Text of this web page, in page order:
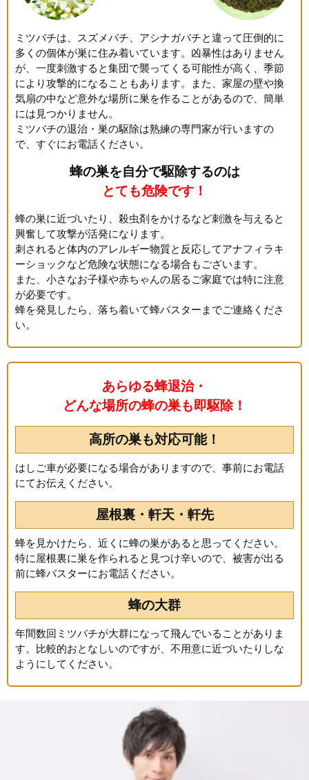
ミツバチは、スズメバチ、アシナガバチと違って圧倒的に
多くの個体が巣に住み着いています。凶暴性はありません
が、一度刺激すると集団で襲ってくる可能性が高く、季節
により攻撃的になることもあります。また、家屋の壁や換
気扇の中など意外な場所に巣を作ることがあるので、簡単
には見つかりません。
ミツバチの退治・巣の駆除は熟練の専門家が行いますの
で、すぐにお電話ください。
蜂の巣を自分で駆除するのは
とても危険です！
蜂の巣に近づいたり、殺虫剤をかけるなど刺激を与えると
興奮して攻撃が活発になります。
刺されると体内のアレルギー物質と反応してアナフィラキ
ーショックなど危険な状態になる場合もございます。
また、小さなお子様や赤ちゃんの居るご家庭では特に注意
が必要です。
蜂を発見したら、落ち着いて蜂バスターまでご連絡くださ
い。
あらゆる蜂退治・
どんな場所の蜂の巣も即駆除！
高所の巣も対応可能！
はしご車が必要になる場合がありますので、事前にお電話
にてお伝えください。
屋根裏・軒天・軒先
蜂を見かけたら、近くに蜂の巣があると思ってください。
特に屋根裏に巣を作られると見つけ辛いので、被害が出る
前に蜂バスターにお電話ください。
蜂の大群
年間数回ミツバチが大群になって飛んでいることがありま
す。比較的おとなしいのですが、不用意に近づいたりしな
ようにしてください。